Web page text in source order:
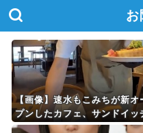
お
【画像】速水もこみちが新オ
プンしたカフェ、サンドイッ
1つ3000円